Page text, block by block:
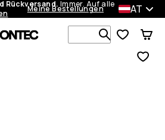
Rückversand. Immer. Auf alle
Meine Bestellungen AT